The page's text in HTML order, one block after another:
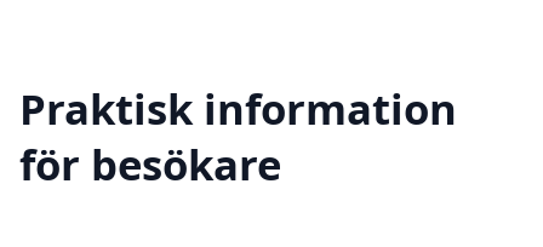
Praktisk information
för besökare